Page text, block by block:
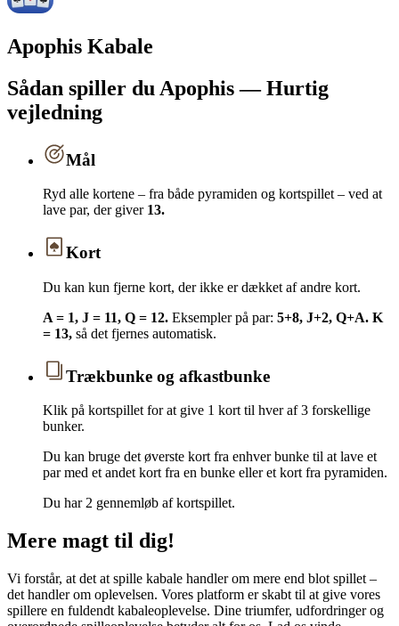
Apophis Kabale
Sådan spiller du Apophis — Hurtig
vejledning
Mål
Ryd alle kortene – fra både pyramiden og kortspillet – ved at
lave par, der giver 13.
Kort
Du kan kun fjerne kort, der ikke er dækket af andre kort.
A = 1, J = 11, Q = 12. Eksempler på par: 5+8, J+2, Q+A. K
= 13, så det fjernes automatisk.
Trækbunke og afkastbunke
Klik på kortspillet for at give 1 kort til hver af 3 forskellige
bunker.
Du kan bruge det øverste kort fra enhver bunke til at lave et
par med et andet kort fra en bunke eller et kort fra pyramiden.
Du har 2 gennemløb af kortspillet.
Mere magt til dig!
Vi forstår, at det at spille kabale handler om mere end blot spillet –
det handler om oplevelsen. Vores platform er skabt til at give vores
spillere en fuldendt kabaleoplevelse. Dine triumfer, udfordringer og